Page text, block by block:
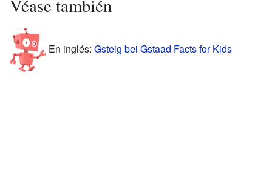
Véase también
En inglés: Gsteig bei Gstaad Facts for Kids